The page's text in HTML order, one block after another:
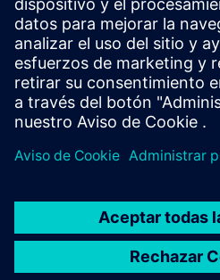
La combinación de CAD, VR y
optimización ultrarrápidas
desarrollo de productos.